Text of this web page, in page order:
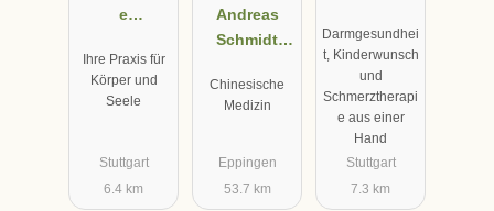
e
xis Christina
Kaiser
Ihre Praxis für
Körper und
Seele
Stuttgart
6.4 km
Andreas
Schmidt
für
Chinesische
Chinesische
Medizin
Eppingen
53.7 km
Darmgesundhei
t, Kinderwunsch
und
Schmerztherapi
e aus einer
Hand
Stuttgart
7.3 km